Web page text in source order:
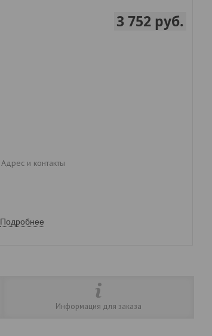
3 752 руб.
Адрес и контакты
Подробнее
Информация для заказа